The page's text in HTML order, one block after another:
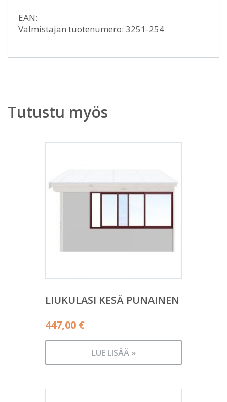
EAN:
Valmistajan tuotenumero: 3251-254
Tutustu myös
LIUKULASI KESÄ PUNAINEN
447,00 €
LUE LISÄÄ »